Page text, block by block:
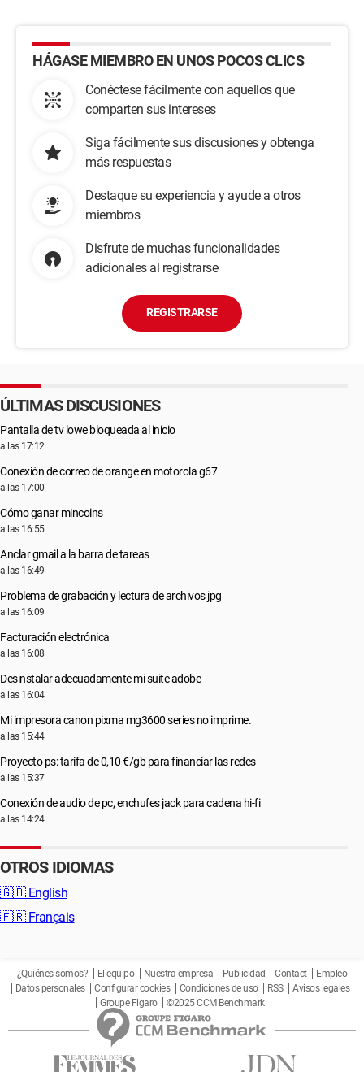
HÁGASE MIEMBRO EN UNOS POCOS CLICS
Conéctese fácilmente con aquellos que
comparten sus intereses
Siga fácilmente sus discusiones y obtenga
más respuestas
Destaque su experiencia y ayude a otros
miembros
Disfrute de muchas funcionalidades
adicionales al registrarse
REGISTRARSE
ÚLTIMAS DISCUSIONES
Pantalla de tv lowe bloqueada al inicio
a las 17:12
Conexión de correo de orange en motorola g67
a las 17:00
Cómo ganar mincoins
a las 16:55
Anclar gmail a la barra de tareas
a las 16:49
Problema de grabación y lectura de archivos jpg
a las 16:09
Facturación electrónica
a las 16:08
Desinstalar adecuadamente mi suite adobe
a las 16:04
Mi impresora canon pixma mg3600 series no imprime.
a las 15:44
Proyecto ps: tarifa de 0,10 €/gb para financiar las redes
a las 15:37
Conexión de audio de pc, enchufes jack para cadena hi-fi
a las 14:24
OTROS IDIOMAS
🇬🇧 English
🇫🇷 Français
¿Quiénes somos? El equipo Nuestra empresa Publicidad Contact
Empleo
Datos personales
Configurar cookies Condiciones de uso RSS
Avisos legales
Groupe Figaro
©2025 CCM Benchmark